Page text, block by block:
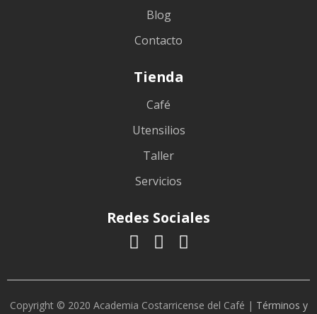
Blog
Contacto
Tienda
Café
Utensilios
Taller
Servicios
Redes Sociales
Copyright © 2020 Academia Costarricense del Café | Términos y